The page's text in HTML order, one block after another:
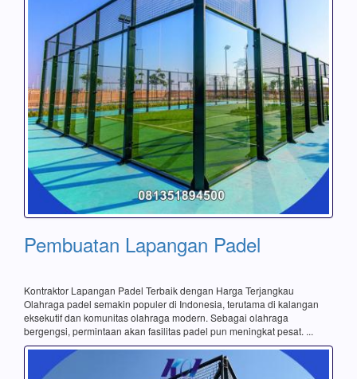
Pembuatan Lapangan Padel
Kontraktor Lapangan Padel Terbaik dengan Harga Terjangkau
Olahraga padel semakin populer di Indonesia, terutama di kalangan
eksekutif dan komunitas olahraga modern. Sebagai olahraga
bergengsi, permintaan akan fasilitas padel pun meningkat pesat. ...